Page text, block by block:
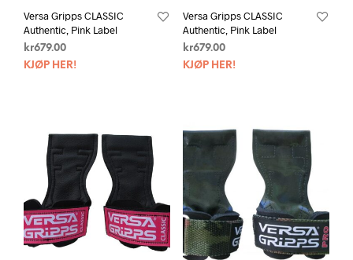
Versa Gripps CLASSIC
Authentic, Pink Label
kr679.00
KJØP HER!
Versa Gripps CLASSIC
Authentic, Pink Label
kr679.00
KJØP HER!